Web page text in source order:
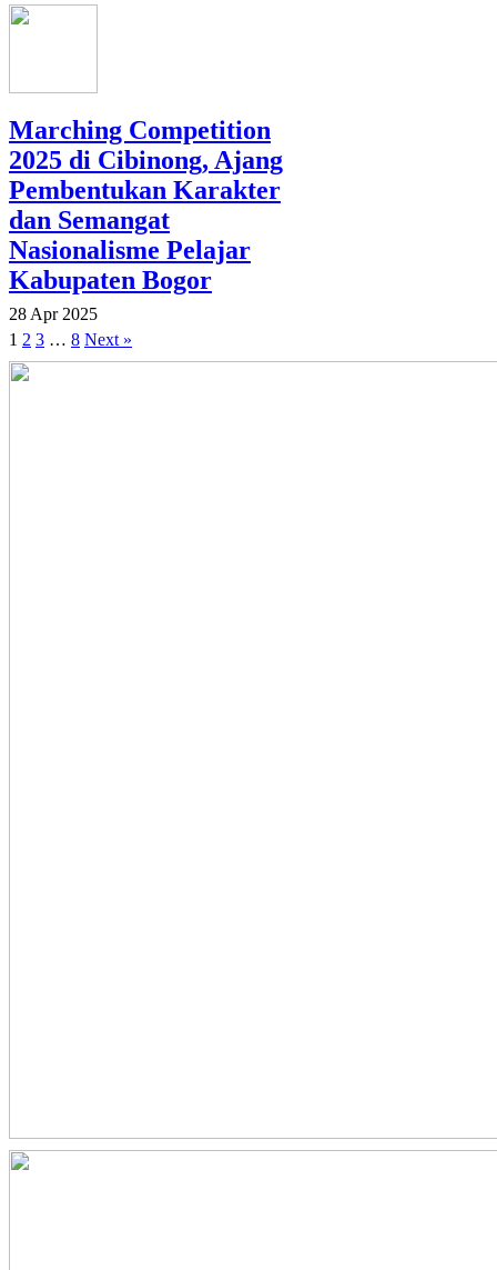
Marching Competition
2025 di Cibinong, Ajang
Pembentukan Karakter
dan Semangat
Nasionalisme Pelajar
Kabupaten Bogor
28 Apr 2025
1 2 3 … 8 Next »